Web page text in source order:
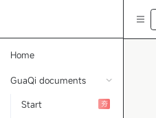
Home
GuaQi documents
Start
夯